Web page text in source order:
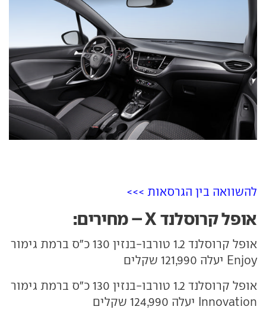
להשוואה בין הגרסאות >>>
אופל קרוסלנד X – מחירים:
אופל קרוסלנד 1.2 טורבו-בנזין 130 כ"ס ברמת גימור
Enjoy יעלה 121,990 שקלים
אופל קרוסלנד 1.2 טורבו-בנזין 130 כ"ס ברמת גימור
Innovation יעלה 124,990 שקלים